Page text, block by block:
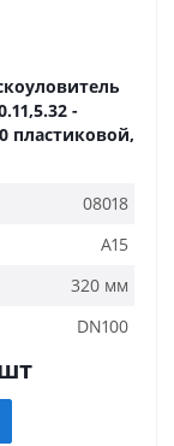
-
08018
A15
320 мм
DN100